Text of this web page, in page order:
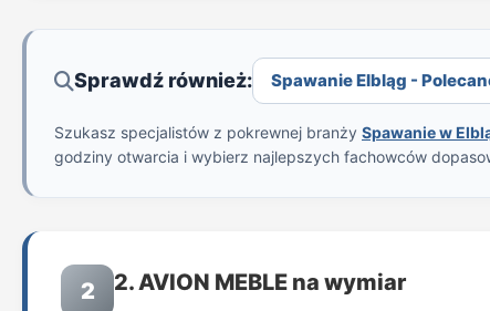
Sprawdź również: Spawanie Elbląg -
Szukasz specjalistów z pokrewnej branży Spawanie w
godziny otwarcia i wybierz najlepszych fachowców
2 2. AVION MEBLE na wymiar